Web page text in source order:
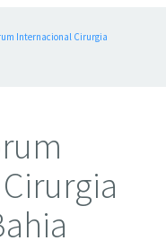
Internacional Cirurgia